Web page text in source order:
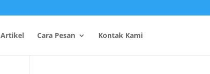
Artikel Cara Pesan Kontak Kami